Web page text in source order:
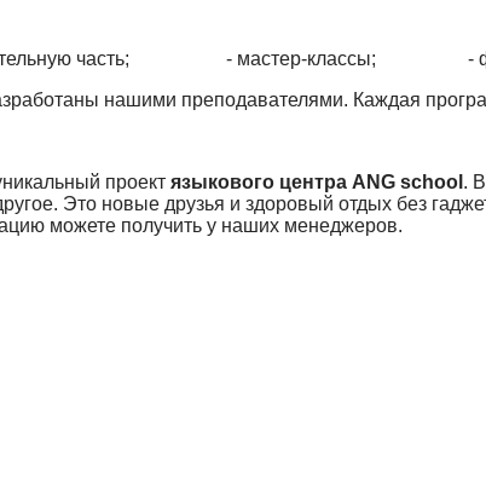
часть; - мастер-классы; -
нашими преподавателями. Каждая
проект языкового центра ANG school .
Это новые друзья и здоровый отдых без
можете получить у наших менеджеров.